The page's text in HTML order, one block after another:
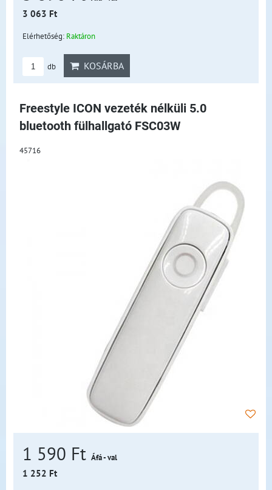
3 063 Ft
Elérhetőség: Raktáron
db KOSÁRBA
Freestyle ICON vezeték nélküli 5.0
bluetooth fülhallgató FSC03W
45716
1 590 Ft Áfá - val
1 252 Ft